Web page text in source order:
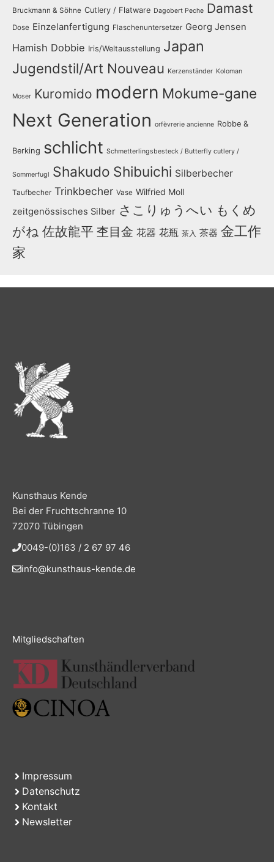
Bruckmann & Söhne Cutlery / Flatware Dagobert Peche Damast
Dose Einzelanfertigung Flaschenuntersetzer Georg Jensen
Hamish Dobbie Iris/Weltausstellung Japan
Jugendstil/Art Nouveau Kerzenständer Koloman
Moser Kuromido modern Mokume-gane
Next Generation orfèvrerie ancienne Robbe &
Berking schlicht Schmetterlingsbesteck / Butterfly cutlery /
Sommerfugl Shakudo Shibuichi Silberbecher
Taufbecher Trinkbecher Vase Wilfried Moll
zeitgenössisches Silber さこりゅうへい もくめ
がね 佐故龍平 杢目金 花器 花瓶 茶入 茶器 金工作
家
Kunsthaus Kende
Bei der Fruchtschranne 10
72070 Tübingen
0049-(0)163 / 2 67 97 46
info@kunsthaus-kende.de
Mitgliedschaften
Impressum
Datenschutz
Kontakt
Newsletter